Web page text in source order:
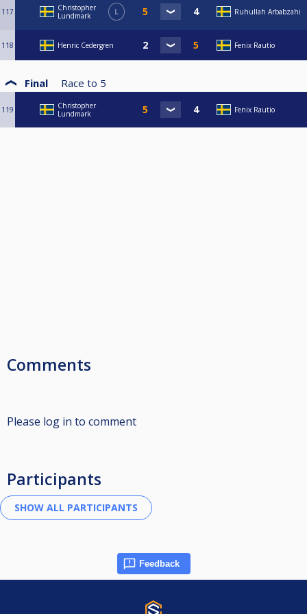
117
Christopher
Lundmark
L Ruhullah Arbabzahi
118 Henric Cedergren Fenix Rautio
Final Race to 5
119
Christopher
Lundmark
Fenix Rautio
Comments
Please log in to comment
Participants
Feedback